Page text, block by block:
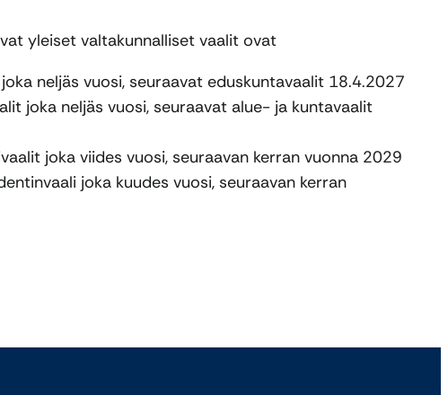
yleiset valtakunnalliset vaalit ovat
neljäs vuosi, seuraavat eduskuntavaalit 18.4.2027
joka neljäs vuosi, seuraavat alue- ja kuntavaalit
joka viides vuosi, seuraavan kerran vuonna 2029
joka kuudes vuosi, seuraavan kerran